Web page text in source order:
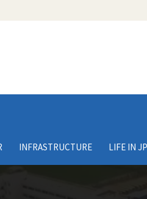
INFRASTRUCTURE LIFE IN